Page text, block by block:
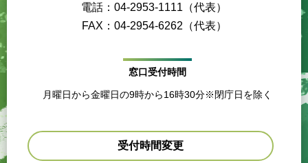
電話：04-2953-1111（代表）
FAX：04-2954-6262（代表）
窓口受付時間
月曜日から金曜日の9時から16時30分※閉庁日を除く
受付時間変更